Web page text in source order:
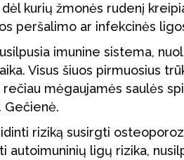
kurių žmonės rudenį
peršalimo ar infekcinės
imunine sistema,
Visus šiuos pirmuosius
mėgaujamės saulės
Gečienė.
riziką susirgti
autoimuninių ligų rizika,